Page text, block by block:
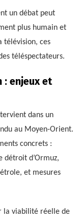
un débat peut
plus humain et
télévision, ces
téléspectateurs.
: enjeux et
dans un
au Moyen-Orient.
concrets :
détroit d’Ormuz,
et mesures
la viabilité réelle de